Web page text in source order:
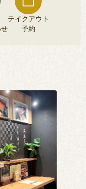
テイクアウト
予約